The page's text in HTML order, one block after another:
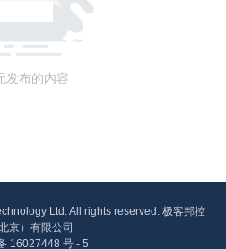
发布的内容
Ltd. All rights reserved. 极客邦控
京）有限公司
16027448 号 - 5